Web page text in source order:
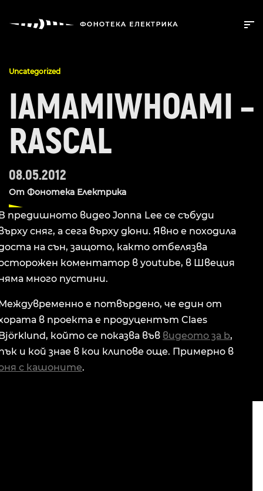
Uncategorized
IAMAMIWHOAMI –
RASCAL
08.05.2012
От Фонотека Електрика
предишното видео Jonna Lee се събуди
сняг, а сега върху дюни. Явно е походила
на сън, защото, както отбелязва
коментатор в youtube, в Швеция
много пустини.
е потвърдено, че един от
в проекта е продуцентът Claes
който се показва във видеото за b,
и кой знае в кои клипове още. Примерно в
с кашоните.